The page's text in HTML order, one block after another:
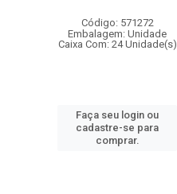
Código: 571272
Embalagem: Unidade
Caixa Com: 24 Unidade(s)
Faça seu login ou
cadastre-se para
comprar.